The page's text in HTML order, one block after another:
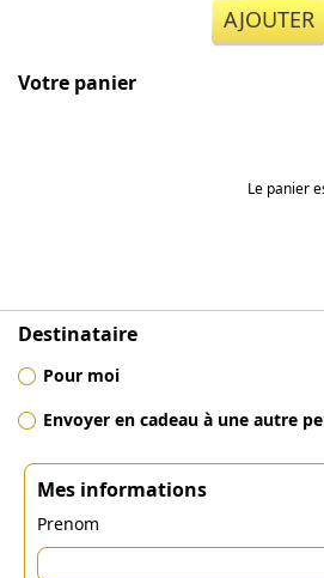
AJOUTER
Votre panier
Le panier
Destinataire
Pour moi
Envoyer en cadeau à une autre
Mes informations
Prenom